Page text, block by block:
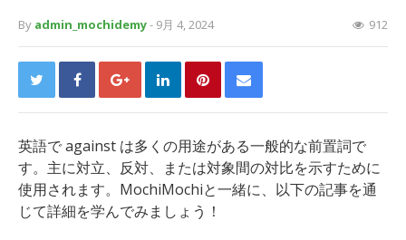
By admin_mochidemy- 9月 4, 2024 912
英語で against は多くの用途がある一般的な前置詞で
す。主に対立、反対、または対象間の対比を示すために
使用されます。MochiMochiと一緒に、以下の記事を通
じて詳細を学んでみましょう！